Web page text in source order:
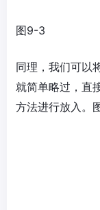
图9-3
同理，我们可以
就简单略过，直
方法进行放入。